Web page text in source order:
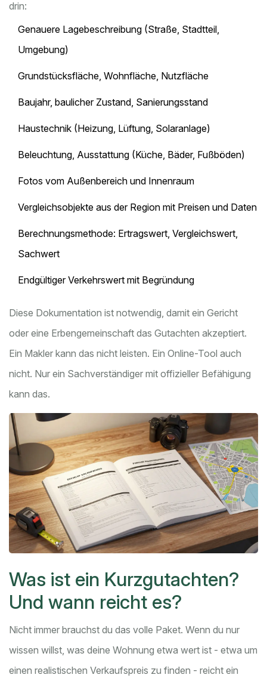
drin:
Genauere Lagebeschreibung (Straße, Stadtteil,
Umgebung)
Grundstücksfläche, Wohnfläche, Nutzfläche
Baujahr, baulicher Zustand, Sanierungsstand
Haustechnik (Heizung, Lüftung, Solaranlage)
Beleuchtung, Ausstattung (Küche, Bäder, Fußböden)
Fotos vom Außenbereich und Innenraum
Vergleichsobjekte aus der Region mit Preisen und Daten
Berechnungsmethode: Ertragswert, Vergleichswert,
Sachwert
Endgültiger Verkehrswert mit Begründung
Diese Dokumentation ist notwendig, damit ein Gericht
oder eine Erbengemeinschaft das Gutachten akzeptiert.
Ein Makler kann das nicht leisten. Ein Online-Tool auch
nicht. Nur ein Sachverständiger mit offizieller Befähigung
kann das.
Was ist ein Kurzgutachten?
Und wann reicht es?
Nicht immer brauchst du das volle Paket. Wenn du nur
wissen willst, was deine Wohnung etwa wert ist - etwa um
einen realistischen Verkaufspreis zu finden - reicht ein